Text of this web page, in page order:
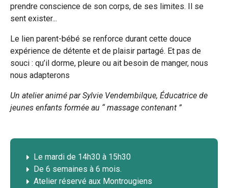
prendre conscience de son corps, de ses limites. Il se
sent exister...
Le lien parent-bébé se renforce durant cette douce
expérience de détente et de plaisir partagé. Et pas de
souci : qu’il dorme, pleure ou ait besoin de manger, nous
nous adapterons
Un atelier animé par Sylvie Vendembilque, Éducatrice de
jeunes enfants formée au “ massage contenant ”
Le mardi de 14h30 à 15h30
De 6 semaines à 6 mois.
Atelier réservé aux Montrougiens